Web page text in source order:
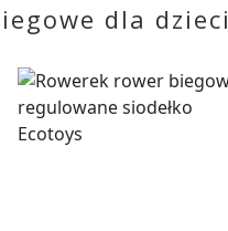
dla dzieci